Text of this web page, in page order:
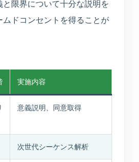
と限界について十分な説明を
ムドコンセントを得ることが
実施内容
意義説明、同意取得
次世代シーケンス解析